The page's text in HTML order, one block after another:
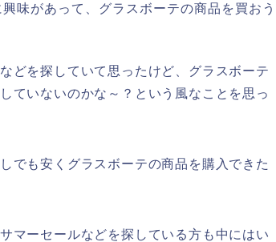
味があって、グラスボーテの商品を買おう
どを探していて思ったけど、グラスボーテ
ていないのかな～？という風なことを思っ
でも安くグラスボーテの商品を購入できた
マーセールなどを探している方も中にはい